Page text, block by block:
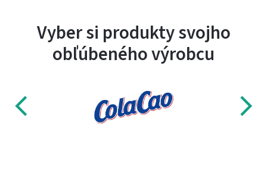
Vyber si produkty svojho
obľúbeného výrobcu